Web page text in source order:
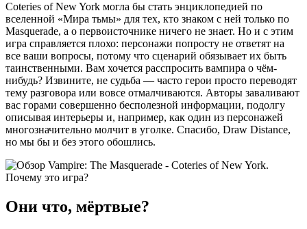
Coteries of New York могла бы стать энциклопедией по
вселенной «Мира тьмы» для тех, кто знаком с ней только по
Masquerade, а о первоисточнике ничего не знает. Но и с этим
игра справляется плохо: персонажи попросту не ответят на
все ваши вопросы, потому что сценарий обязывает их быть
таинственными. Вам хочется расспросить вампира о чём-
нибудь? Извините, не судьба — часто герои просто переводят
тему разговора или вовсе отмалчиваются. Авторы заваливают
вас горами совершенно бесполезной информации, подолгу
описывая интерьеры и, например, как один из персонажей
многозначительно молчит в уголке. Спасибо, Draw Distance,
но мы бы и без этого обошлись.
Они что, мёртвые?